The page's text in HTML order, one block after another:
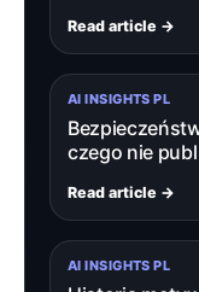
Read article →
AI INSIGHTS PL
czego nie
Read article →
AI INSIGHTS PL